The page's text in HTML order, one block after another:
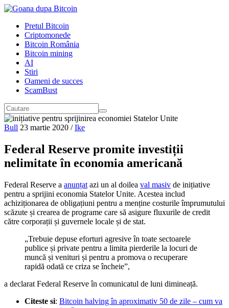
Pretul Bitcoin
Criptomonede
Bitcoin România
Bitcoin mining
AI
Stiri
Oameni de succes
ScamBust
Bull 23 martie 2020 / Ike
Federal Reserve promite investiții
nelimitate în economia americană
Federal Reserve a anunțat azi un al doilea val masiv de inițiative
pentru a sprijini economia Statelor Unite. Acestea includ
achiziționarea de obligațiuni pentru a menține costurile împrumutului
scăzute și crearea de programe care să asigure fluxurile de credit
către corporații și guvernele locale și de stat.
„Trebuie depuse eforturi agresive în toate sectoarele
publice și private pentru a limita pierderile la locuri de
muncă și venituri și pentru a promova o recuperare
rapidă odată ce criza se încheie”,
a declarat Federal Reserve în comunicatul de luni dimineață.
Citeste si: Bitcoin halving în aproximativ 50 de zile – cum va